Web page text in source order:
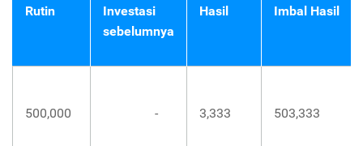
Rutin
Investasi
sebelumnya
Hasil
Imbal Hasil
500,000 - 3,333 503,333